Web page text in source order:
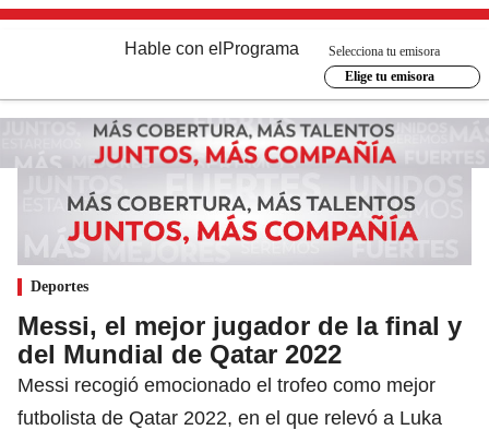
Hable con el Programa
Selecciona tu emisora
Elige tu emisora
Deportes
Messi, el mejor jugador de la final y
del Mundial de Qatar 2022
Messi recogió emocionado el trofeo como mejor
futbolista de Qatar 2022, en el que relevó a Luka